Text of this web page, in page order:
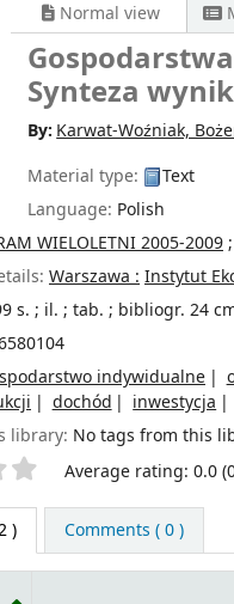
Normal view
Synteza
By:Karwat-Woźniak,
Material type:
Text
Language: Polish
WIELOLETNI 2005-2009
Warszawa : Instytut
s. ; il. ; tab. ; bibliogr. 24
indywidualne
dochód inwestycja
library: No tags from this
Average rating: 0.0
) Comments ( 0 )